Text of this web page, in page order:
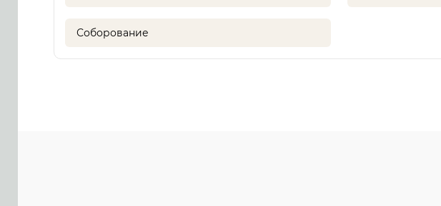
Соборование